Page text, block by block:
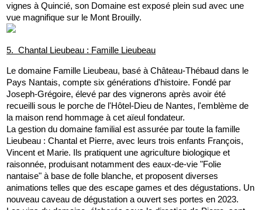
vignes à Quincié, son Domaine est exposé plein sud avec une
vue magnifique sur le Mont Brouilly.
5.  Chantal Lieubeau : Famille Lieubeau
Le domaine Famille Lieubeau, basé à Château-Thébaud dans le
Pays Nantais, compte six générations d'histoire. Fondé par
Joseph-Grégoire, élevé par des vignerons après avoir été
recueilli sous le porche de l'Hôtel-Dieu de Nantes, l'emblème de
la maison rend hommage à cet aïeul fondateur.
La gestion du domaine familial est assurée par toute la famille
Lieubeau : Chantal et Pierre, avec leurs trois enfants François,
Vincent et Marie. Ils pratiquent une agriculture biologique et
raisonnée, produisant notamment des eaux-de-vie "Folie
nantaise" à base de folle blanche, et proposent diverses
animations telles que des escape games et des dégustations. Un
nouveau caveau de dégustation a ouvert ses portes en 2023.